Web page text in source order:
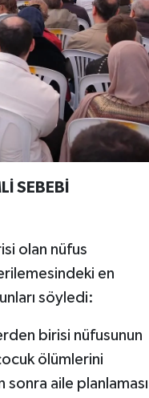
SEBEBİ
olan nüfus
en
söyledi:
birisi nüfusunun
ölümlerini
aile planlaması